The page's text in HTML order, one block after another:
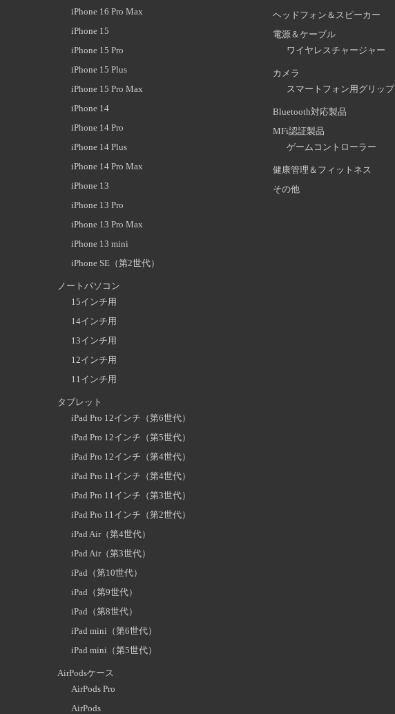
iPhone 16 Pro Max
iPhone 15
iPhone 15 Pro
iPhone 15 Plus
iPhone 15 Pro Max
iPhone 14
iPhone 14 Pro
iPhone 14 Plus
iPhone 14 Pro Max
iPhone 13
iPhone 13 Pro
iPhone 13 Pro Max
iPhone 13 mini
iPhone SE（第2世代）
ノートパソコン
15インチ用
14インチ用
13インチ用
12インチ用
11インチ用
タブレット
iPad Pro 12インチ（第6世代）
iPad Pro 12インチ（第5世代）
iPad Pro 12インチ（第4世代）
iPad Pro 11インチ（第4世代）
iPad Pro 11インチ（第3世代）
iPad Pro 11インチ（第2世代）
iPad Air（第4世代）
iPad Air（第3世代）
iPad（第10世代）
iPad（第9世代）
iPad（第8世代）
iPad mini（第6世代）
iPad mini（第5世代）
AirPodsケース
AirPods Pro
AirPods
ヘッドフォン＆スピーカー
電源＆ケーブル
ワイヤレスチャージャー
カメラ
スマートフォン用グリップ
Bluetooth対応製品
MFi認証製品
ゲームコントローラー
健康管理＆フィットネス
その他